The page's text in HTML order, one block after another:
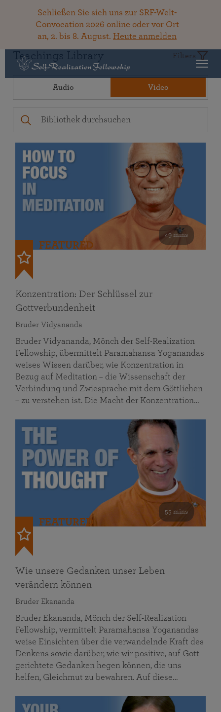
Schließen Sie sich uns zur SRF-Welt-
Convocation 2026 online oder vor Ort
an, 2. bis 8. August. Heute anmelden
Teachings Library Filters
Audio Video
49 mins
FEATURED
Konzentration: Der Schlüssel zur
Gottverbundenheit
Bruder Vidyananda
Bruder Vidyananda, Mönch der Self-Realization
Fellowship, übermittelt Paramahansa Yoganandas
weises Wissen darüber, wie Konzentration in
Bezug auf Meditation – die Wissenschaft der
Verbindung und Zwiesprache mit dem Göttlichen
– zu verstehen ist. Die Macht der Konzentration…
55 mins
FEATURED
Wie unsere Gedanken unser Leben
verändern können
Bruder Ekananda
Bruder Ekananda, Mönch der Self-Realization
Fellowship, vermittelt Paramahansa Yoganandas
weise Einsichten über die verwandelnde Kraft des
Denkens sowie darüber, wie wir positive, auf Gott
gerichtete Gedanken hegen können, die uns
helfen, Gleichmut zu bewahren. Auf diese…